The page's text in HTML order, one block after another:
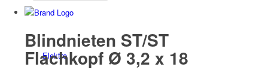
Elektro
Blindnieten ST/ST
Flachkopf Ø 3,2 x 18